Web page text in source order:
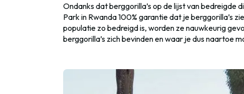
Ondanks dat berggorilla’s op de lijst van bedreigde
Park in Rwanda 100% garantie dat je berggorilla’s
populatie zo bedreigd is, worden ze nauwkeurig
berggorilla’s zich bevinden en waar je dus naartoe